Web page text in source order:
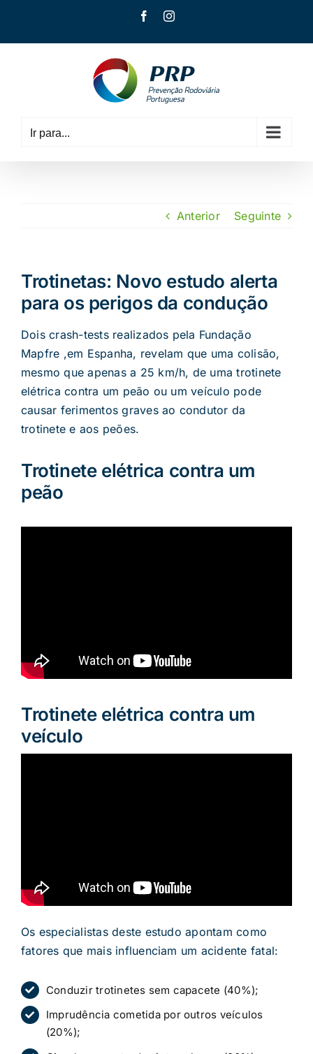
content
FacebookInstagram
Ir para...
Anterior Seguinte
Trotinetas: Novo estudo alerta
para os perigos da condução
Dois crash-tests realizados pela Fundação
Mapfre ,em Espanha, revelam que uma colisão,
mesmo que apenas a 25 km/h, de uma trotinete
elétrica contra um peão ou um veículo pode
causar ferimentos graves ao condutor da
trotinete e aos peões.
Trotinete elétrica contra um
peão
Trotinete elétrica contra um
veículo
Os especialistas deste estudo apontam como
fatores que mais influenciam um acidente fatal:
Conduzir trotinetes sem capacete (40%);
Imprudência cometida por outros veículos
(20%);